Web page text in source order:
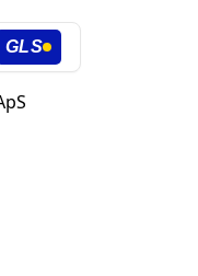
GLS